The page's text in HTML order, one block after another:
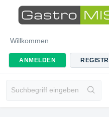
Willkommen
ANMELDEN